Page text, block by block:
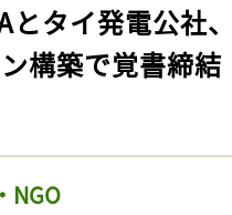
とタイ発電公社
構築で覚書締結
NGO